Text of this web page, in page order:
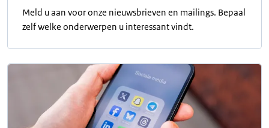
Meld u aan voor onze nieuwsbrieven en mailings. Bepaal
zelf welke onderwerpen u interessant vindt.